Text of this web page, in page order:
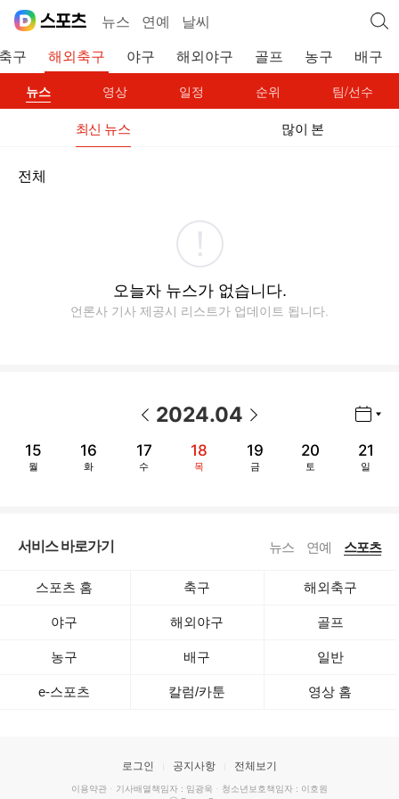
뉴스 연예 날씨
구 해외축구 야구 해외야구 골프 농구 배구
뉴스 영상 일정 순위 팀/선수
최신 뉴스 많이 본
전체
오늘자 뉴스가 없습니다.
언론사 기사 제공시 리스트가 업데이트 됩니다.
2024.04
15
월
16
화
17
수
18
목
19
금
20
토
21
일
서비스 바로가기 뉴스 연예 스포츠
스포츠 홈 축구 해외축구
야구 해외야구 골프
농구 배구 일반
e-스포츠 칼럼/카툰 영상 홈
로그인 공지사항 전체보기
이용약관 · 기사배열책임자 : 임광욱 · 청소년보호책임자 : 이호원